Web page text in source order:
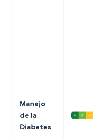
Manejo
de la
Diabetes